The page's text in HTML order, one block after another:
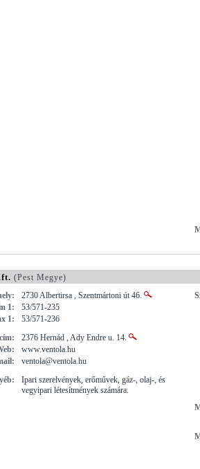
(Pest Megye)
2730 Albertirsa , Szentmártoni út 46.
1:
53/571-235
1:
53/571-236
2376 Hernád , Ady Endre u. 14.
www.ventola.hu
ventola@ventola.hu
Ipari szerelvények, erőművek, gáz-, olaj-, és
vegyipari létesítmények számára.